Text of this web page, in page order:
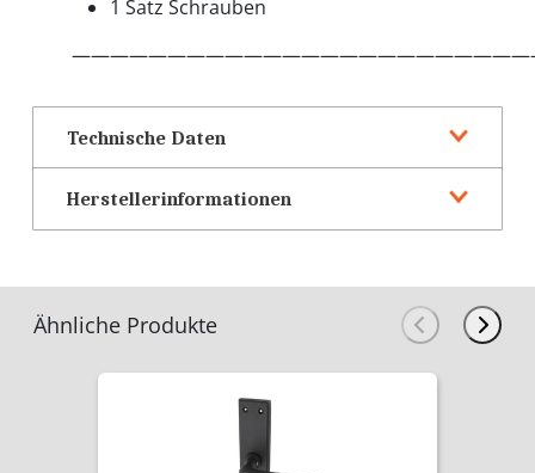
1 Satz Schrauben
Technische Daten
Herstellerinformationen
Ähnliche Produkte